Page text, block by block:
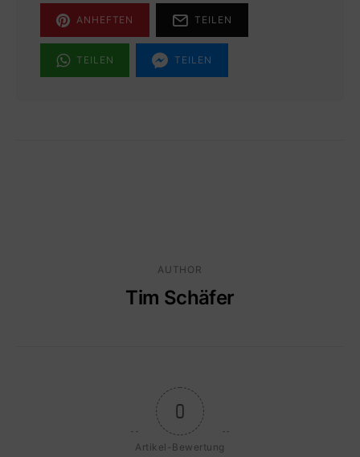
ANHEFTEN TEILEN
TEILEN TEILEN
AUTHOR
Tim Schäfer
0
Artikel-Bewertung